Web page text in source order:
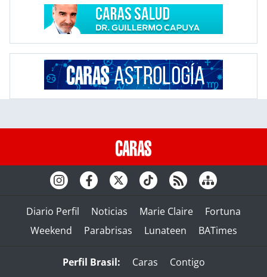
Diario Perfil Noticias Marie Claire
Fortuna
Weekend
Parabrisas Lunateen BATimes
Perfil Brasil: Caras
Contigo